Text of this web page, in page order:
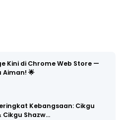
Kini di Chrome Web Store —
Aiman! 🌟
Kebangsaan: Cikgu
Cikgu Shazw…